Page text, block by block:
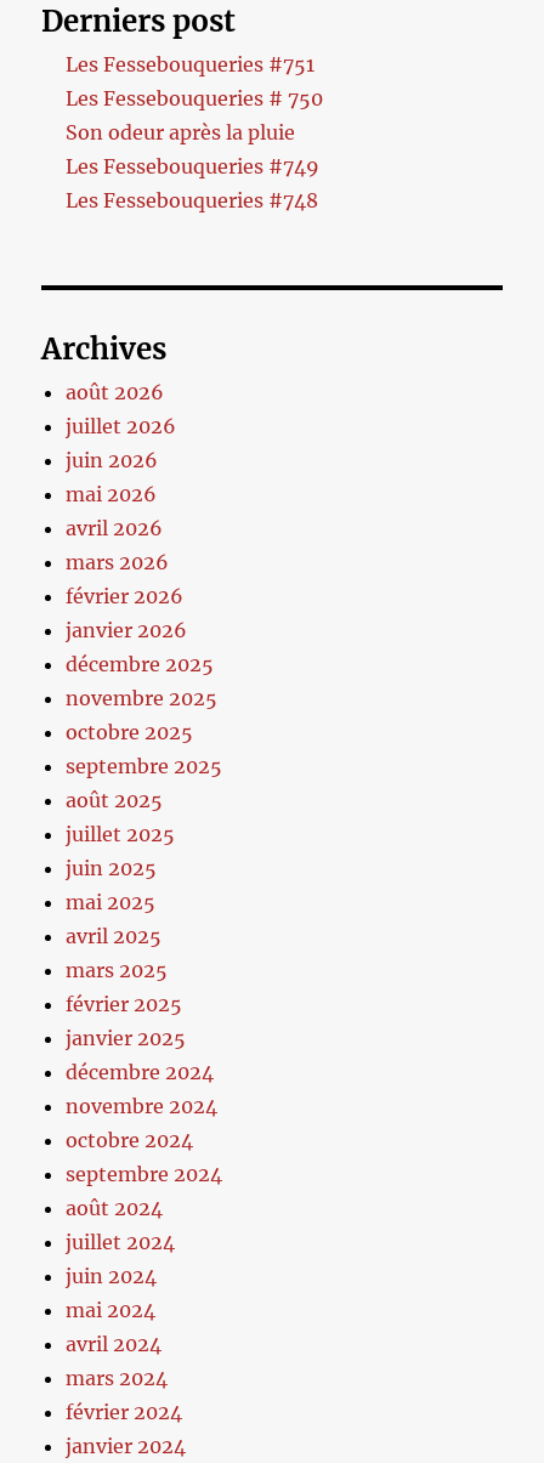
Derniers post
Les Fessebouqueries #751
Les Fessebouqueries # 750
Son odeur après la pluie
Les Fessebouqueries #749
Les Fessebouqueries #748
Archives
août 2026
juillet 2026
juin 2026
mai 2026
avril 2026
mars 2026
février 2026
janvier 2026
décembre 2025
novembre 2025
octobre 2025
septembre 2025
août 2025
juillet 2025
juin 2025
mai 2025
avril 2025
mars 2025
février 2025
janvier 2025
décembre 2024
novembre 2024
octobre 2024
septembre 2024
août 2024
juillet 2024
juin 2024
mai 2024
avril 2024
mars 2024
février 2024
janvier 2024